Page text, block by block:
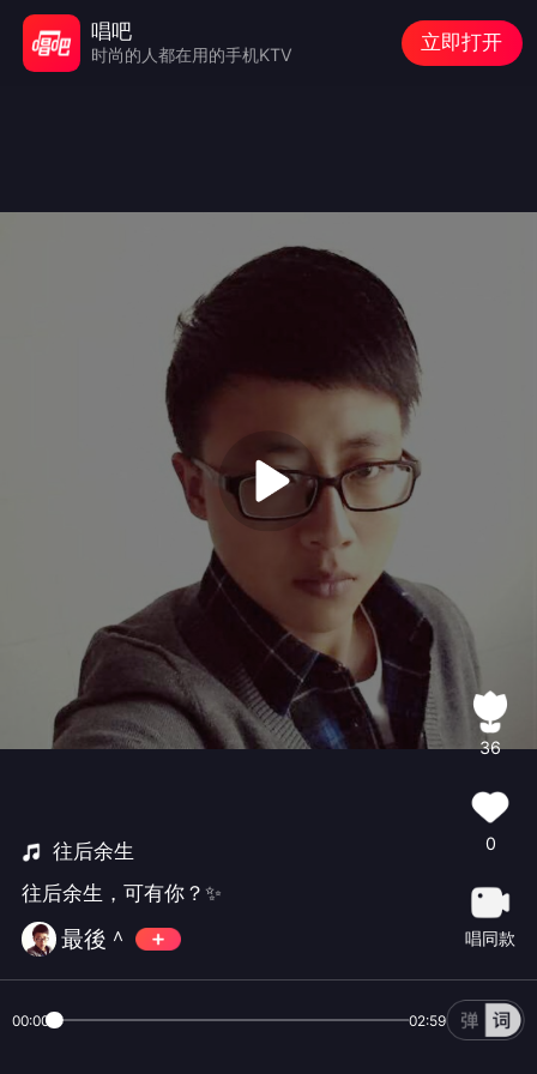
往后余生
往后余生，可有你？✨
最後＾
36
0
唱同款
00:00 02:59
唱吧
时尚的人都在用的手机KTV
立即打开